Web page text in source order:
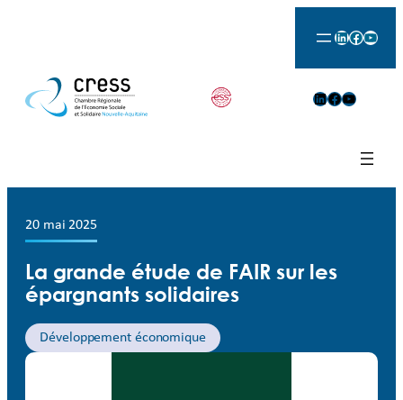
LinkedIn
Facebook
LinkedIn
Facebook
YouTube
20 mai 2025
La grande étude de FAIR sur les
épargnants solidaires
Développement économique